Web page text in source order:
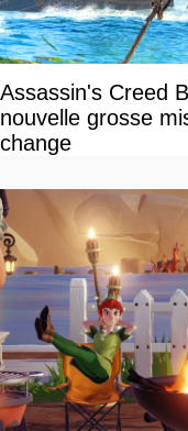
Assassin's Creed
nouvelle grosse
change